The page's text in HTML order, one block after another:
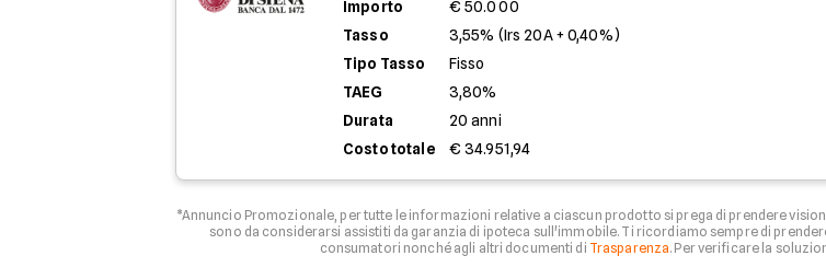
Importo
€ 50.000
Tasso
3,55% (Irs 20A + 0,40%)
Tipo Tasso
Fisso
TAEG
3,80%
Durata
20 anni
Costo totale
€ 34.951,94
*Annuncio Promozionale, per tutte le informazioni relative a ciascun prodotto si prega di prendere
sono da considerarsi assistiti da garanzia di ipoteca sull'immobile. Ti ricordiamo sempre di
consumatori nonché agli altri documenti di Trasparenza. Per verificare la